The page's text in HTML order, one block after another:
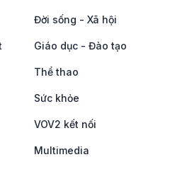
Đời sống - Xã hội
Giáo dục - Đào tạo
Thể thao
Sức khỏe
VOV2 kết nối
Multimedia